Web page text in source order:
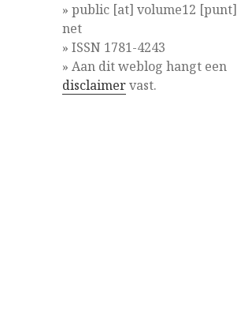
» public [at] volume12 [punt]
net
» ISSN 1781-4243
» Aan dit weblog hangt een
disclaimervast.